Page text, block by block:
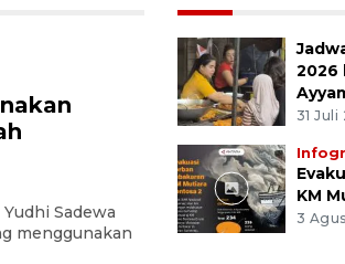
Sadewa
menggunakan
2026
31 Juli
KM
3